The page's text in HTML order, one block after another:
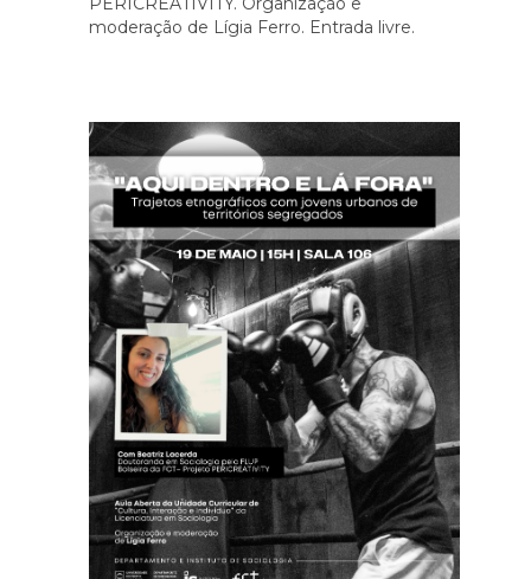
moderação de Lígia Ferro. Entrada livre.